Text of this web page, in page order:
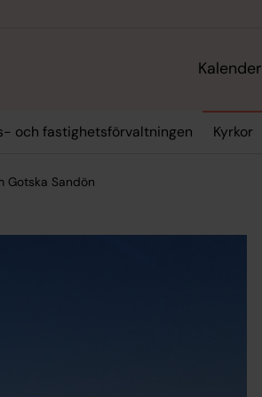
Kalender
och fastighetsförvaltningen Kyrkor
Gotska Sandön